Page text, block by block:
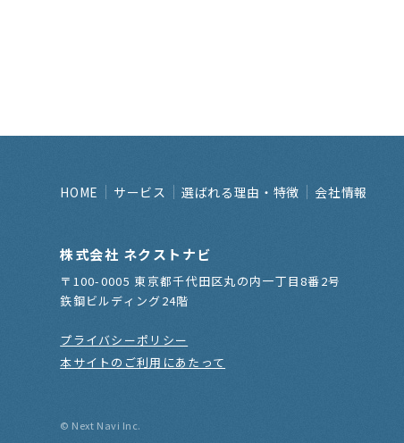
HOME サービス 選ばれる理由・特徴 会社情報
株式会社 ネクストナビ
〒100-0005 東京都千代田区丸の内一丁目8番2号
鉃鋼ビルディング24階
プライバシーポリシー
本サイトのご利用にあたって
© Next Navi Inc.